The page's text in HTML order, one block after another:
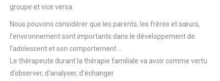
groupe et vice versa.
Nous pouvons considérer que les parents, les frères et sœurs,
l’environnement sont importants dans le développement de
l’adolescent et son comportement …
Le thérapeute durant la thérapie familiale va avoir comme vertu
d’observer, d’analyser, d’échanger